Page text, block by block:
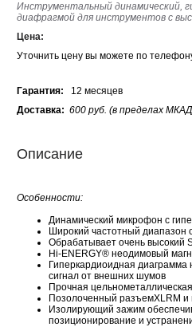
Инструментальный динамический,
диафрагмой для инструментов c
Цена:
Уточнить цену вы можете по
Гарантия: 12 месяцев
Доставка: 600 руб. (в пределах
Описание
Особенности:
Динамический микрофон с
Широкий частотный диапазон
Обрабатывает очень высокий
Hi-ENERGY® неодимовый
Гиперкардиоидная диаграмма
сигнал от внешних шумов
Прочная
Позолоченный разъемXLRM и
Изолирующий зажим
позиционирование и